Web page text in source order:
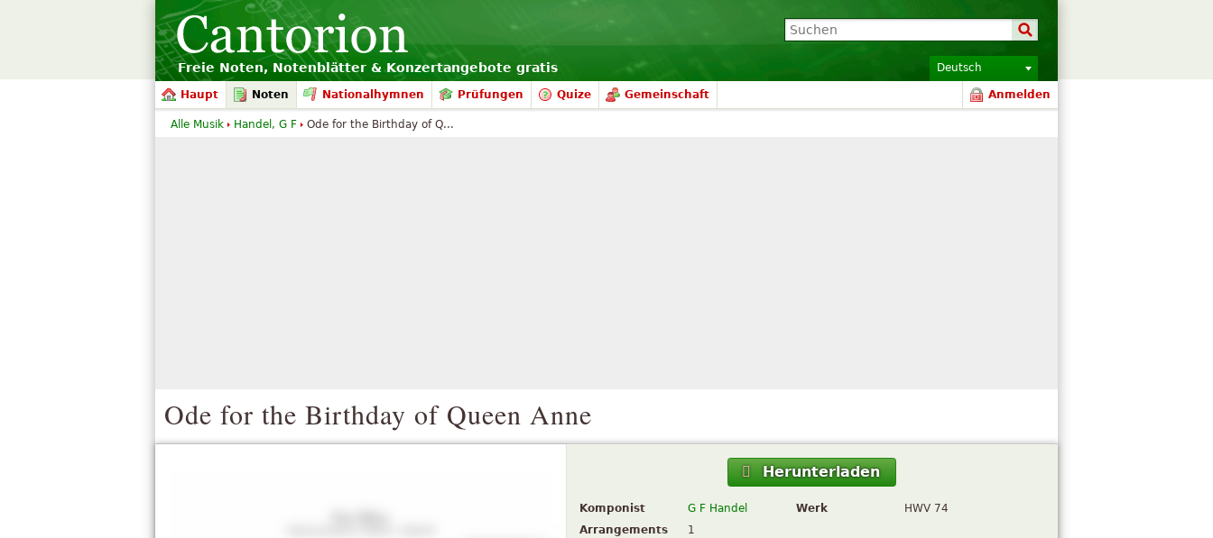
Freie Noten, Notenblätter & Konzertangebote gratis Deutsch
Haupt Noten Nationalhymnen Prüfungen Quize Gemeinschaft Anmelden
Ode for the Birthday of Queen Anne
Herunterladen
Komponist G F Handel Werk
HWV 74
Arrangements
1
Alle Musik Handel, G F Ode for the Birthday of Q...